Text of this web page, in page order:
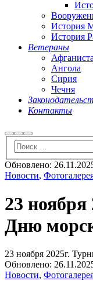
История
История
Ветераны
Ангола
Сирия
Чечня
Контакты
НайтиБольше
информации
Главное
меню
Обновлено:
Новости,
23
Дню
23 ноября 2025г.
Обновлено:
Новости,